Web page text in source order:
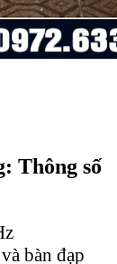
Thông số
bàn đạp